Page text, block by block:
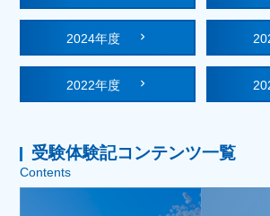
2024年度
2022年度
受験体験記コンテンツ一覧
Contents